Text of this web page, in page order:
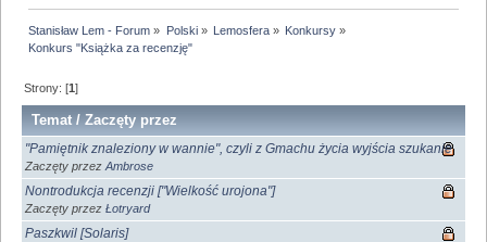
Stanisław Lem - Forum » Polski» Lemosfera» Konkursy »
Konkurs "Książka za recenzję"
Strony: [1]
Temat /Zaczęty przez
"Pamiętnik znaleziony w wannie", czyli z Gmachu życia wyjścia szukanie
Zaczęty przez Ambrose
Nontrodukcja recenzji ["Wielkość urojona"]
Zaczęty przez Łotryard
Paszkwil [Solaris]